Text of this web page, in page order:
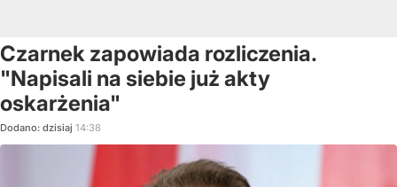
Czarnek zapowiada rozliczenia.
"Napisali na siebie już akty
oskarżenia"
Dodano: dzisiaj 14:38